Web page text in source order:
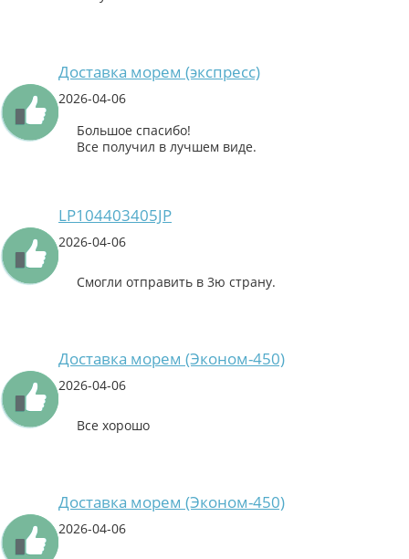
Доставка морем (экспресс)
2026-04-06
Большое спасибо!
Все получил в лучшем виде.
LP104403405JP
2026-04-06
Смогли отправить в 3ю страну.
Доставка морем (Эконом-450)
2026-04-06
Все хорошо
Доставка морем (Эконом-450)
2026-04-06